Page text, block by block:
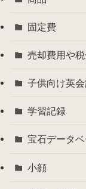
固定費
売却費用や
子供向け英会
学習記録
宝石データ
小顔